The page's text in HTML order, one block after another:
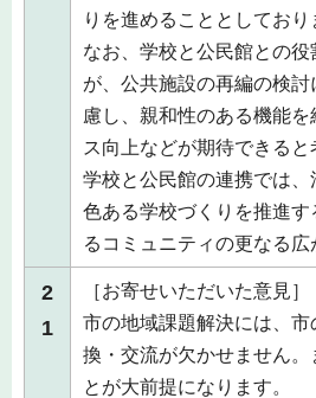
りを進めることとしており
なお、学校と公民館との
が、公共施設の再編の検
慮し、親和性のある機能
ス向上などが期待できると
学校と公民館の連携では
色ある学校づくりを推進
るコミュニティの更なる
2
1
［お寄せいただいた意見］
市の地域課題解決には、
換・交流が欠かせません
とが大前提になります。